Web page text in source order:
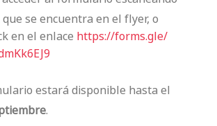
que se encuentra en el flyer, o
en el enlace https://forms.gle/
estará disponible hasta el
.